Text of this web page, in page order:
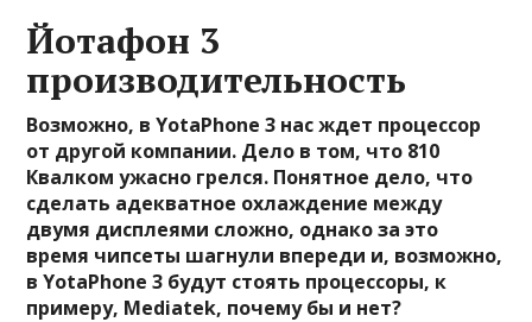
Йотафон 3
производительность
Возможно, в YotaPhone 3 нас ждет процессор
от другой компании. Дело в том, что 810
Квалком ужасно грелся. Понятное дело, что
сделать адекватное охлаждение между
двумя дисплеями сложно, однако за это
время чипсеты шагнули впереди и, возможно,
в YotaPhone 3 будут стоять процессоры, к
примеру, Mediatek, почему бы и нет?